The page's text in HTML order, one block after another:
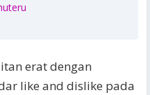
erat dengan
like and dislike pada